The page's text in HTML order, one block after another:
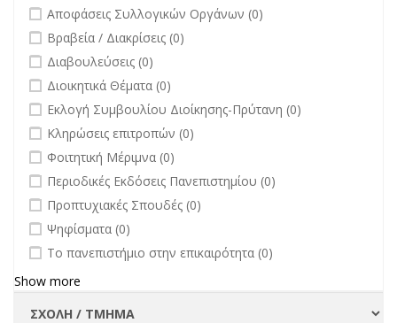
undefined
Αποφάσεις Συλλογικών Οργάνων (0)
undefined
Βραβεία / Διακρίσεις (0)
undefined
Διαβουλεύσεις (0)
undefined
Διοικητικά Θέματα (0)
undefined
Εκλογή Συμβουλίου Διοίκησης-Πρύτανη (0)
undefined
Κληρώσεις επιτροπών (0)
undefined
Φοιτητική Μέριμνα (0)
undefined
Περιοδικές Εκδόσεις Πανεπιστημίου (0)
undefined
Προπτυχιακές Σπουδές (0)
undefined
Ψηφίσματα (0)
undefined
Το πανεπιστήμιο στην επικαιρότητα (0)
Show more